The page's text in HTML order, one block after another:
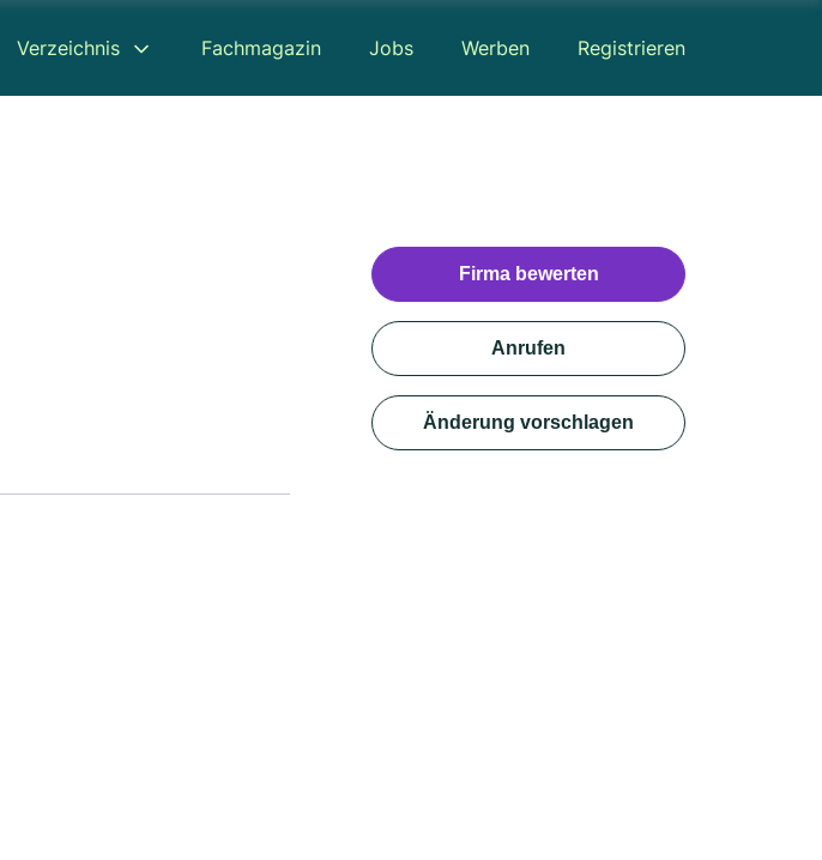
Verzeichnis Fachmagazin Jobs Werben Registrieren
Firma bewerten
Anrufen
Änderung vorschlagen